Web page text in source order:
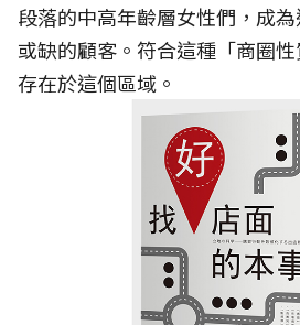
段落的中高年齡層女性們，成
或缺的顧客。符合這種「商圈
存在於這個區域。